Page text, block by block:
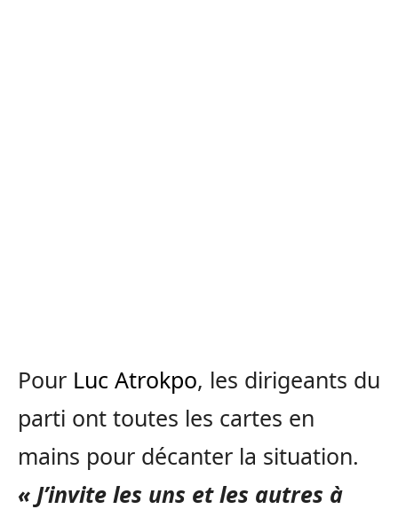
Pour Luc Atrokpo, les dirigeants du
parti ont toutes les cartes en
mains pour décanter la situation.
« J’invite les uns et les autres à